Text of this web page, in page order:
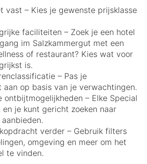
vast – Kies je gewenste prijsklasse
faciliteiten – Zoek je een hotel
im Salzkammergut met een
of restaurant? Kies wat voor
is.
– Pas je
aan op basis van je verwachtingen.
ontbijtmogelijkheden – Elke Special
je kunt gericht zoeken naar
verder – Gebruik filters
omgeving en meer om het
te vinden.